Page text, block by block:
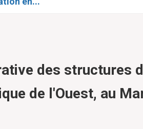
des structures
de l'Ouest, au